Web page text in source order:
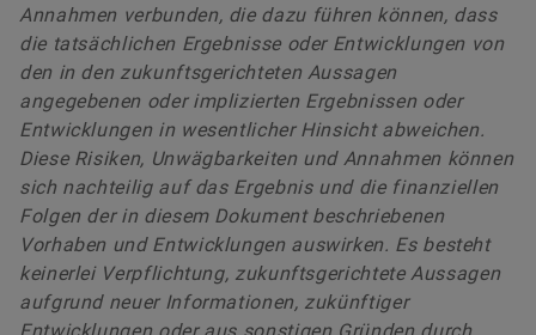
Annahmen verbunden, die dazu führen können, dass
die tatsächlichen Ergebnisse oder Entwicklungen von
den in den zukunftsgerichteten Aussagen
angegebenen oder implizierten Ergebnissen oder
Entwicklungen in wesentlicher Hinsicht abweichen.
Diese Risiken, Unwägbarkeiten und Annahmen können
sich nachteilig auf das Ergebnis und die finanziellen
Folgen der in diesem Dokument beschriebenen
Vorhaben und Entwicklungen auswirken. Es besteht
keinerlei Verpflichtung, zukunftsgerichtete Aussagen
aufgrund neuer Informationen, zukünftiger